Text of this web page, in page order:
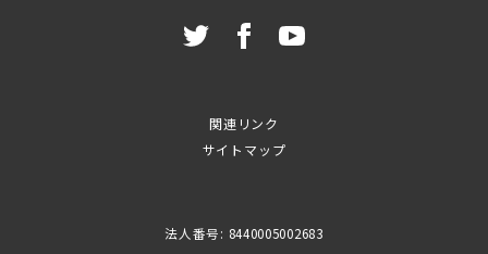
関連リンク
サイトマップ
法人番号: 8440005002683